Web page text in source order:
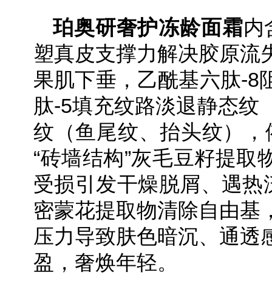
珀奥研奢护冻龄面霜内
塑真皮支撑力解决胶原流
果肌下垂，乙酰基六肽-8
肽-5填充纹路淡退静态纹
纹（鱼尾纹、抬头纹）
“砖墙结构”灰毛豆籽提取
受损引发干燥脱屑、遇
密蒙花提取物清除自由基
压力导致肤色暗沉、通透
盈，奢焕年轻。